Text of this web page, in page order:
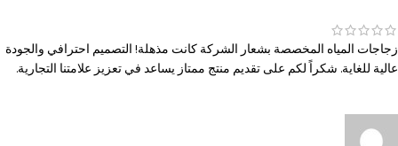
زجاجات المياه المخصصة بشعار الشركة كانت مذهلة! التصميم احترافي والجودة
عالية للغاية. شكراً لكم على تقديم منتج ممتاز يساعد في تعزيز علامتنا التجارية.